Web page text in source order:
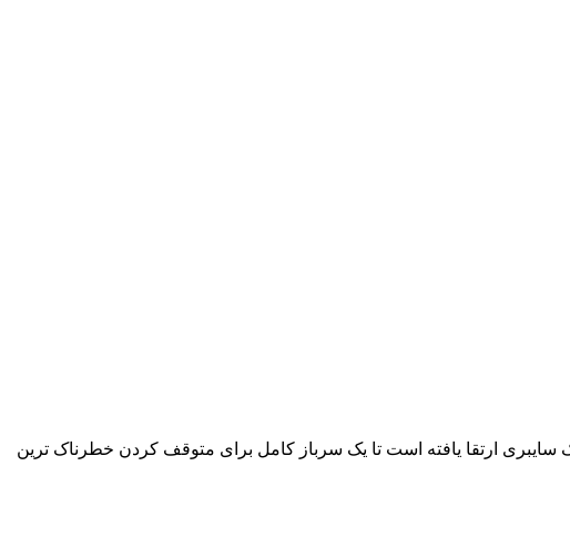
سایبری ارتقا یافته است تا یک سرباز کامل برای متوقف کردن خطرناک ترین